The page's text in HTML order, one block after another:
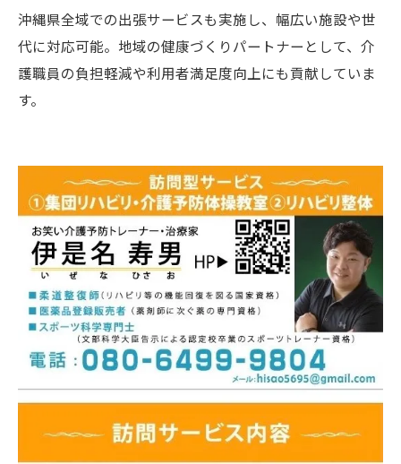
沖縄県全域での出張サービスも実施し、幅広い施設や世
代に対応可能。地域の健康づくりパートナーとして、介
護職員の負担軽減や利用者満足度向上にも貢献していま
す。